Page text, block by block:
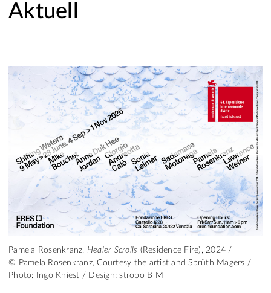
Aktuell
Pamela Rosenkranz, Healer Scrolls (Residence Fire), 2024 /
© Pamela Rosenkranz, Courtesy the artist and Sprüth Magers /
Photo: Ingo Kniest / Design: strobo B M